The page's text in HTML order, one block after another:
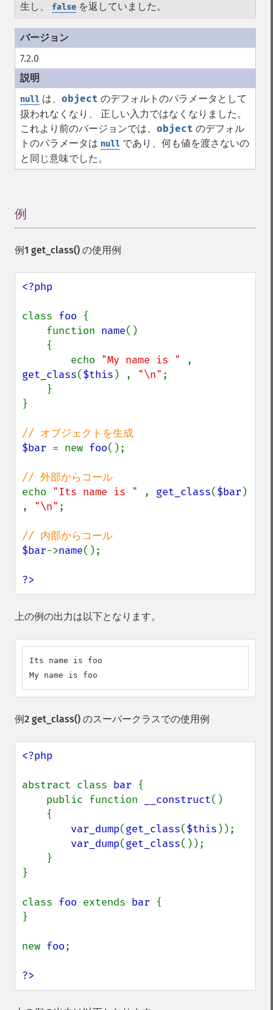
生し、
false を返していました。
7.2.0
null は、 object のデフォルトのパラメータとして
扱われなくなり、 正しい入力ではなくなりました。
これより前のバージョンでは、 object のデフォル
トのパラメータは null であり、何も値を渡さないの
と同じ意味でした。
例
例1 get_class() の使用例
<?php
class foo {
    function
name()
        echo
"My name is "
get_class($this ) , "\n" ;
}
$bar = new foo();
echo "Its name is " , get_class($bar )
, "\n" ;
$bar->name();
?>
上の例の出力は以下となります。
Its name is foo
My name is foo
例2 get_class() のスーパークラスでの使用例
<?php
abstract class bar {
    public function
__construct()
var_dump(get_class($this ));
var_dump(get_class());
}
class foo extends bar {
}
new foo;
?>